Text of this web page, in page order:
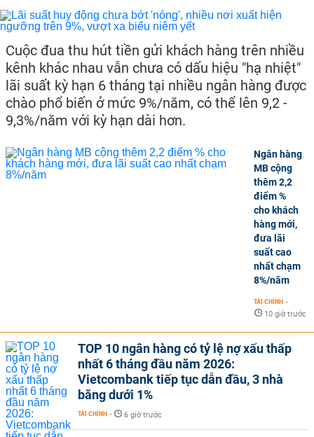
Cuộc đua thu hút tiền gửi khách hàng trên nhiều
kênh khác nhau vẫn chưa có dấu hiệu "hạ nhiệt"
lãi suất kỳ hạn 6 tháng tại nhiều ngân hàng được
chào phổ biến ở mức 9%/năm, có thể lên 9,2 -
9,3%/năm với kỳ hạn dài hơn.
Ngân hàng
MB cộng
thêm 2,2
điểm %
cho khách
hàng mới,
đưa lãi
suất cao
nhất chạm
8%/năm
TÀI CHÍNH -
10 giờ trước
TOP 10 ngân hàng có tỷ lệ nợ xấu thấp
nhất 6 tháng đầu năm 2026:
Vietcombank tiếp tục dẫn đầu, 3 nhà
băng dưới 1%
TÀI CHÍNH - 6 giờ trước